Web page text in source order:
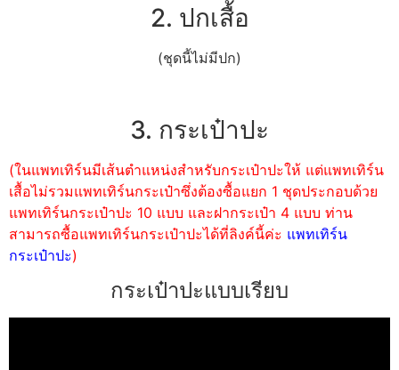
2. ปกเสื้อ
(ชุดนี้ไม่มีปก)
3. กระเป๋าปะ
(ในแพทเทิร์นมีเส้นตำแหน่งสำหรับกระเป๋าปะให้ แต่แพทเทิร์น
เสื้อไม่รวมแพทเทิร์นกระเป๋าซึ่งต้องซื้อแยก 1 ชุดประกอบด้วย
แพทเทิร์นกระเป๋าปะ 10 แบบ และฝากระเป๋า 4 แบบ ท่าน
สามารถซื้อแพทเทิร์นกระเป๋าปะได้ที่ลิงค์นี้ค่ะ แพทเทิร์น
กระเป๋าปะ)
กระเป๋าปะแบบเรียบ